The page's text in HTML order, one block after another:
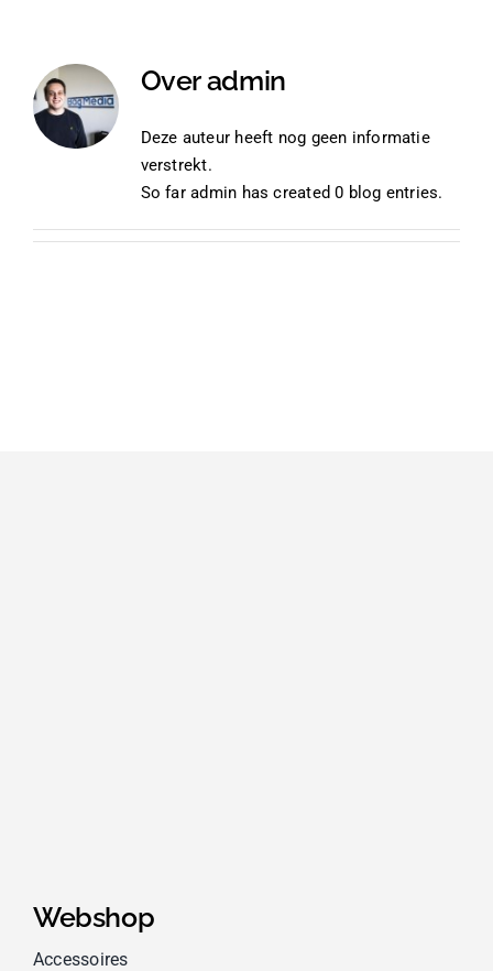
Evolis
Overadmin
Deze auteur heeft nog geen informatie
verstrekt.
So far admin has created 0 blog entries.
Webshop
Accessoires